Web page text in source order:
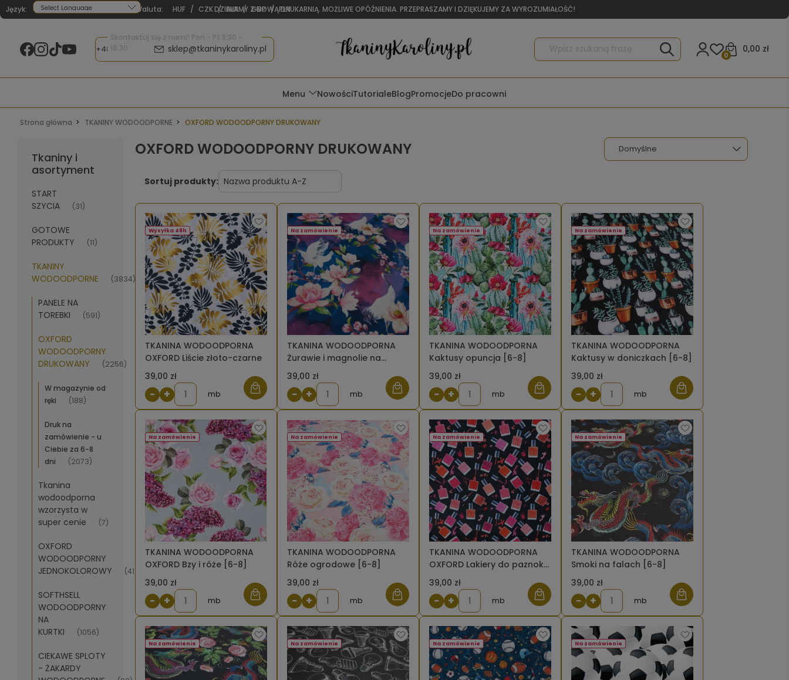
Język:
Powered by
Waluta: HUF / CZK / EUR / GBP / PLN WITAMY W RAJU DLA RĘKODZIELNIKÓW I TAPICERÓW
Skontaktuj się z nami! Pon - Pt 8:30 -
16:30
+48 605 141 363 sklep@tkaninykaroliny.pl 0,00 zł
0
Menu NowościTutorialeBlogPromocjeDo pracowni
Strona główna TKANINY WODOODPORNE OXFORD WODOODPORNY DRUKOWANY
Tkaniny i
asortyment
START
SZYCIA
(31)
GOTOWE
PRODUKTY
(11)
TKANINY
WODOODPORNE
(3834)
PANELE NA
TOREBKI
(591)
OXFORD
WODOODPORNY
DRUKOWANY
(2256)
W magazynie od
ręki
(188)
Druk na
zamówienie - u
Ciebie za 6-8
dni
(2073)
Tkanina
wodoodporna
wzorzysta w
super cenie
(7)
OXFORD
WODOODPORNY
JEDNOKOLOROWY
(41)
SOFTHSELL
WODOODPORNY
NA
KURTKI
(1056)
CIEKAWE SPLOTY
- ŻAKARDY
OXFORD WODOODPORNY DRUKOWANY
Sortuj produkty:
TKANINA WODOODPORNA
OXFORD Liście złoto-czarne
39,00 zł
Wysyłka 48h
− + mb
TKANINA WODOODPORNA
Żurawie i magnolie na
ciemnym tle [6-8]
39,00 zł
Na zamówienie
− + mb
TKANINA WODOODPORNA
Kaktusy opuncja [6-8]
39,00 zł
Na zamówienie
− + mb
TKANINA WODOODPORNA
Kaktusy w doniczkach [6-8]
39,00 zł
Na zamówienie
− + mb
TKANINA WODOODPORNA
OXFORD Bzy i róże [6-8]
39,00 zł
Na zamówienie
− + mb
TKANINA WODOODPORNA
Róże ogrodowe [6-8]
39,00 zł
Na zamówienie
− + mb
TKANINA WODOODPORNA
OXFORD Lakiery do paznokci
[6-8]
39,00 zł
Na zamówienie
− + mb
TKANINA WODOODPORNA
Smoki na falach [6-8]
39,00 zł
Na zamówienie
− + mb
Na zamówienie Na zamówienie Na zamówienie Na zamówienie